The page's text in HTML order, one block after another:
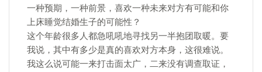
一种预期，一种前景，喜欢一种未来对方有可能和你
上床睡觉结婚生子的可能性？
这个年龄很多人都急吼吼地寻找另一半抱团取暖。要
我说，其中有多少是真的喜欢对方本身，这很难说。
我这么说可能一来打击面太广，二来没有调查取证，